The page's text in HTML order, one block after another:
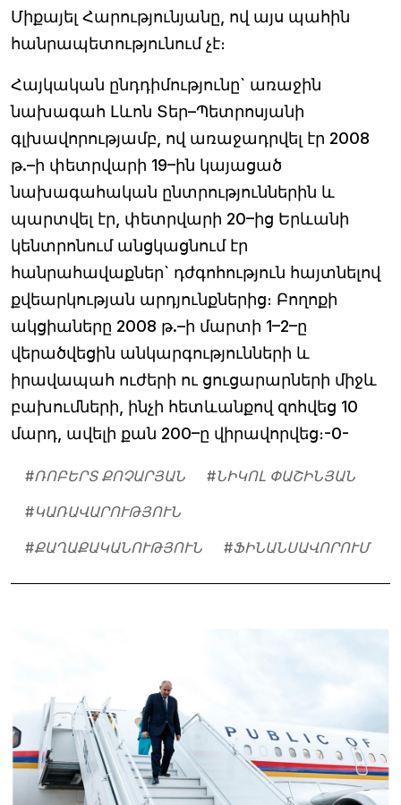
Միքայել Հարությունյանը, ով այս պահին
հանրապետությունում չէ։
Հայկական ընդդիմությունը` առաջին
նախագահ Լևոն Տեր–Պետրոսյանի
գլխավորությամբ, ով առաջադրվել էր 2008
թ.–ի փետրվարի 19–ին կայացած
նախագահական ընտրություններին և
պարտվել էր, փետրվարի 20–ից Երևանի
կենտրոնում անցկացնում էր
հանրահավաքներ` դժգոհություն հայտնելով
քվեարկության արդյունքներից։ Բողոքի
ակցիաները 2008 թ.–ի մարտի 1–2–ը
վերածվեցին անկարգությունների և
իրավապահ ուժերի ու ցուցարարների միջև
բախումների, ինչի հետևանքով զոհվեց 10
մարդ, ավելի քան 200–ը վիրավորվեց։-0-
#ՌՈԲԵՐՏ ՔՈՉԱՐՅԱՆ #ՆԻԿՈԼ ՓԱՇԻՆՅԱՆ
#ԿԱՌԱՎԱՐՈՒԹՅՈՒՆ
#ՔԱՂԱՔԱԿԱՆՈՒԹՅՈՒՆ #ՖԻՆԱՆՍԱՎՈՐՈՒՄ